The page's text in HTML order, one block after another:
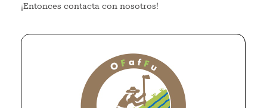
¡Entonces contacta con nosotros!